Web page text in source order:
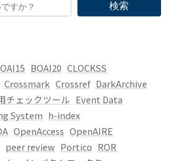
検索
BOAI20 CLOCKSS
Crossmark Crossref DarkArchive
チェックツール Event Data
System h-index
OpenAccess OpenAIRE
peer review Portico ROR